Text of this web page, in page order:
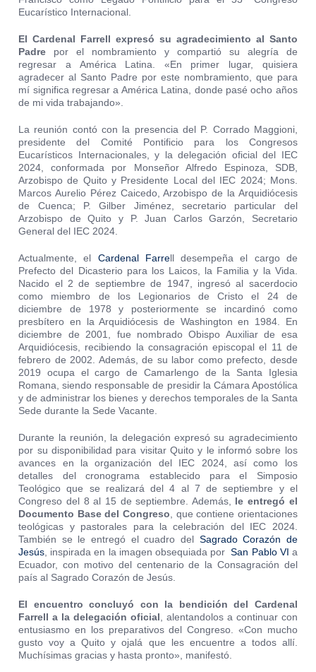
Eucarístico Internacional.
El Cardenal Farrell expresó su agradecimiento al Santo
Padre por el nombramiento y compartió su alegría de
regresar a América Latina. «En primer lugar, quisiera
agradecer al Santo Padre por este nombramiento, que para
mí significa regresar a América Latina, donde pasé ocho años
de mi vida trabajando».
La reunión contó con la presencia del P. Corrado Maggioni,
presidente del Comité Pontificio para los Congresos
Eucarísticos Internacionales, y la delegación oficial del IEC
2024, conformada por Monseñor Alfredo Espinoza, SDB,
Arzobispo de Quito y Presidente Local del IEC 2024; Mons.
Marcos Aurelio Pérez Caicedo, Arzobispo de la Arquidiócesis
de Cuenca; P. Gilber Jiménez, secretario particular del
Arzobispo de Quito y P. Juan Carlos Garzón, Secretario
General del IEC 2024.
Actualmente, el Cardenal Farrell desempeña el cargo de
Prefecto del Dicasterio para los Laicos, la Familia y la Vida.
Nacido el 2 de septiembre de 1947, ingresó al sacerdocio
como miembro de los Legionarios de Cristo el 24 de
diciembre de 1978 y posteriormente se incardinó como
presbítero en la Arquidiócesis de Washington en 1984. En
diciembre de 2001, fue nombrado Obispo Auxiliar de esa
Arquidiócesis, recibiendo la consagración episcopal el 11 de
febrero de 2002. Además, de su labor como prefecto, desde
2019 ocupa el cargo de Camarlengo de la Santa Iglesia
Romana, siendo responsable de presidir la Cámara Apostólica
y de administrar los bienes y derechos temporales de la Santa
Sede durante la Sede Vacante.
Durante la reunión, la delegación expresó su agradecimiento
por su disponibilidad para visitar Quito y le informó sobre los
avances en la organización del IEC 2024, así como los
detalles del cronograma establecido para el Simposio
Teológico que se realizará del 4 al 7 de septiembre y el
Congreso del 8 al 15 de septiembre. Además,
le entregó el
Documento Base del Congreso , que contiene orientaciones
teológicas y pastorales para la celebración del IEC 2024.
También se le entregó el cuadro del Sagrado Corazón de
Jesús , inspirada en la imagen obsequiada porSan Pablo VI a
Ecuador, con motivo del centenario de la Consagración del
país al Sagrado Corazón de Jesús.
El encuentro concluyó con la bendición del Cardenal
Farrell a la delegación oficial , alentandolos a continuar con
entusiasmo en los preparativos del Congreso. «Con mucho
gusto voy a Quito y ojalá que les encuentre a todos allí.
Muchísimas gracias y hasta pronto», manifestó.